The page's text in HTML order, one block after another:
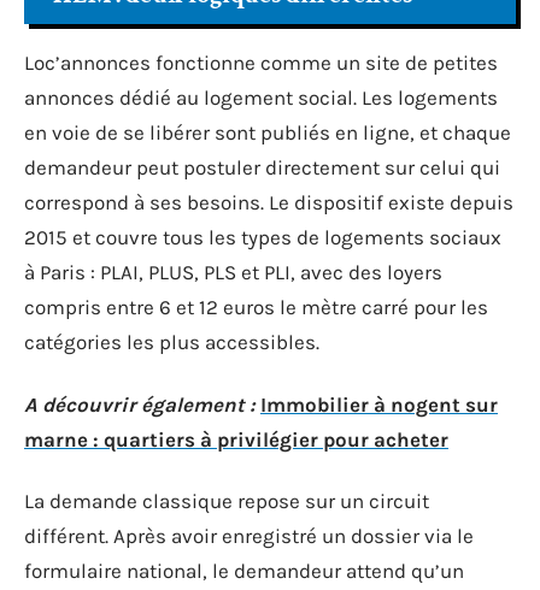
Loc’annonces fonctionne comme un site de petites
annonces dédié au logement social. Les logements
en voie de se libérer sont publiés en ligne, et chaque
demandeur peut postuler directement sur celui qui
correspond à ses besoins. Le dispositif existe depuis
2015 et couvre tous les types de logements sociaux
à Paris : PLAI, PLUS, PLS et PLI, avec des loyers
compris entre 6 et 12 euros le mètre carré pour les
catégories les plus accessibles.
A découvrir également : Immobilier à nogent sur
marne : quartiers à privilégier pour acheter
La demande classique repose sur un circuit
différent. Après avoir enregistré un dossier via le
formulaire national, le demandeur attend qu’un